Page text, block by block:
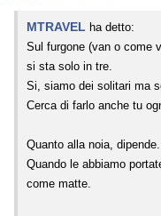
MTRAVEL ha detto:
Sul furgone (van o come
si sta solo in tre.
Si, siamo dei solitari ma
Cerca di farlo anche tu
Quanto alla noia, dipende.
Quando le abbiamo
come matte.